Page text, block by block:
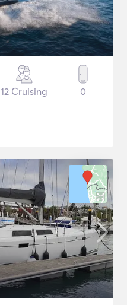
12 Cruising 0